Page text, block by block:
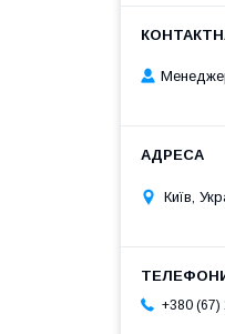
Київ,
+380 (67)